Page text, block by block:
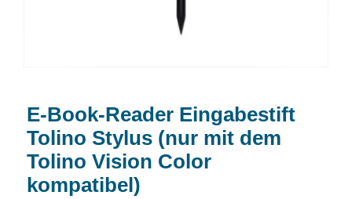
E-Book-Reader Eingabestift
Tolino Stylus (nur mit dem
Tolino Vision Color
kompatibel)